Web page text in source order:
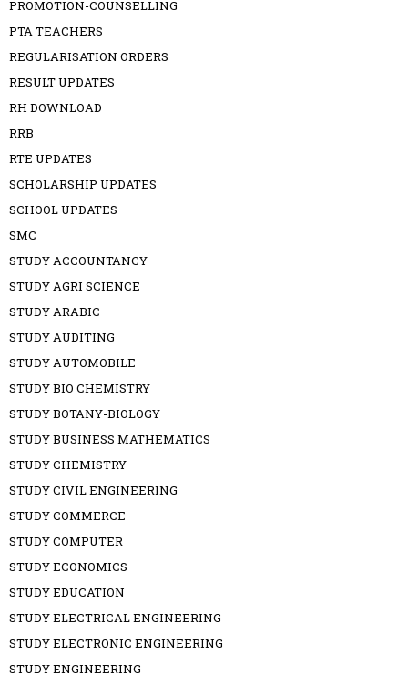
PROMOTION-COUNSELLING
PTA TEACHERS
REGULARISATION ORDERS
RESULT UPDATES
RH DOWNLOAD
RRB
RTE UPDATES
SCHOLARSHIP UPDATES
SCHOOL UPDATES
SMC
STUDY ACCOUNTANCY
STUDY AGRI SCIENCE
STUDY ARABIC
STUDY AUDITING
STUDY AUTOMOBILE
STUDY BIO CHEMISTRY
STUDY BOTANY-BIOLOGY
STUDY BUSINESS MATHEMATICS
STUDY CHEMISTRY
STUDY CIVIL ENGINEERING
STUDY COMMERCE
STUDY COMPUTER
STUDY ECONOMICS
STUDY EDUCATION
STUDY ELECTRICAL ENGINEERING
STUDY ELECTRONIC ENGINEERING
STUDY ENGINEERING